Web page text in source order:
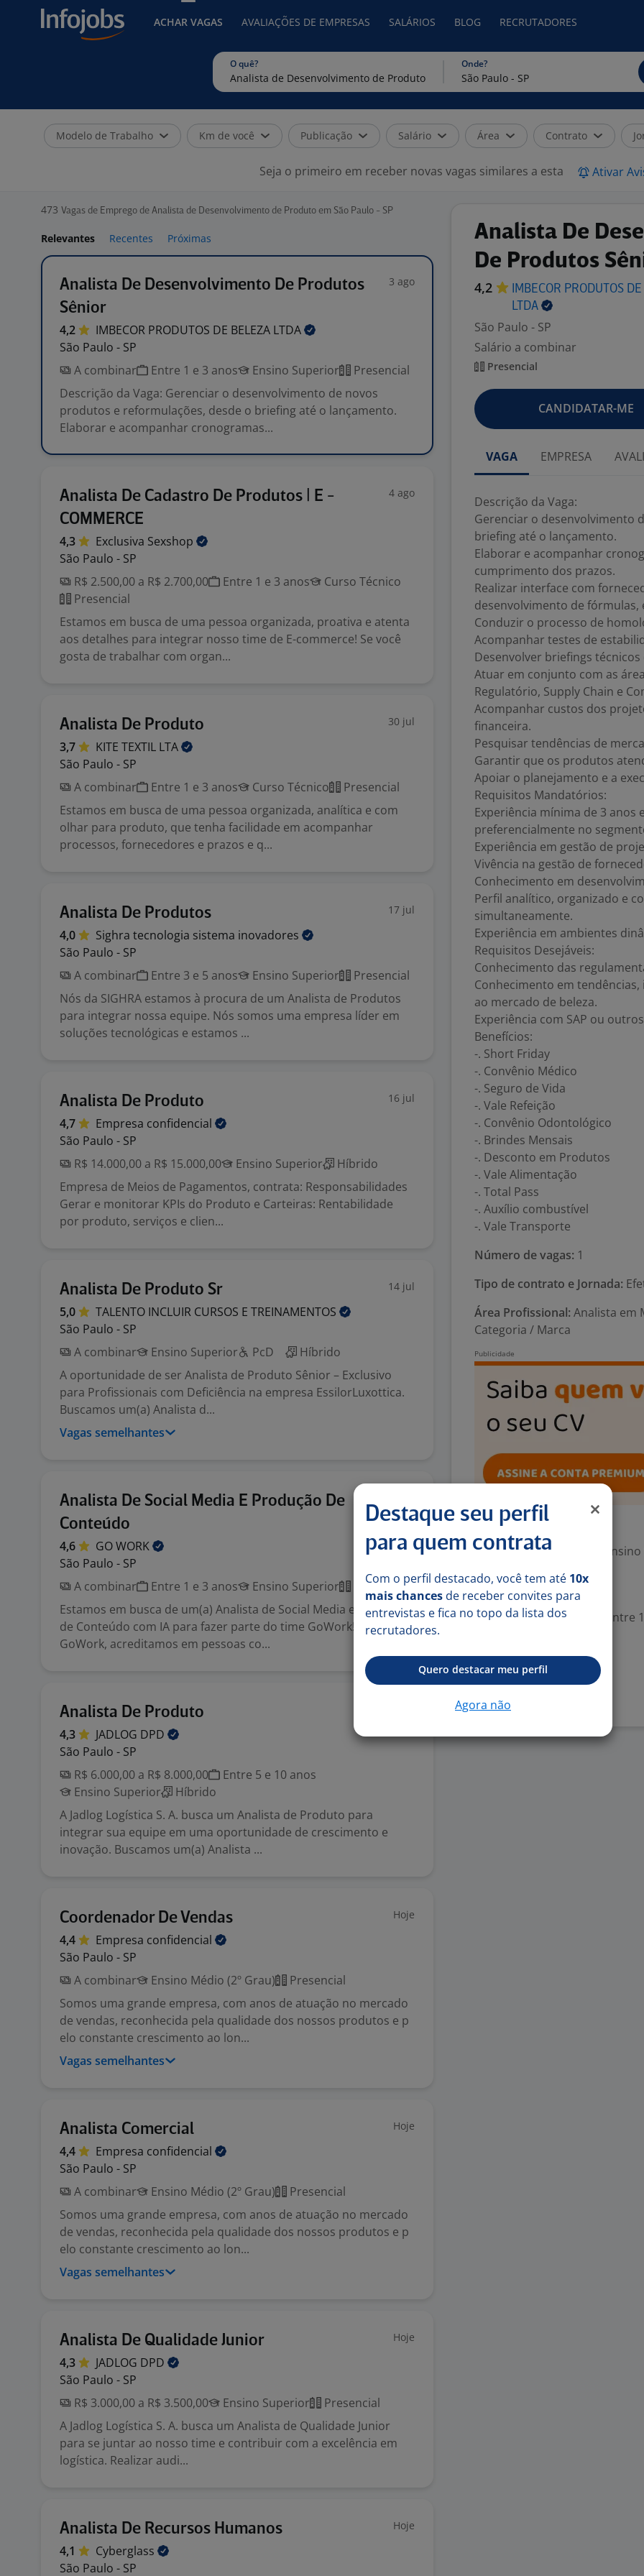
ACHAR VAGAS AVALIAÇÕES DE EMPRESAS SALÁRIOS BLOG RECRUTADORES
O quê? Onde?
Modelo de Trabalho Km de você Publicação Salário Área Contrato
Seja o primeiro em receber novas vagas similares a esta Ativar
473 Vagas de Emprego de Analista de Desenvolvimento de Produto em São Paulo - SP
Relevantes Recentes Próximas
Analista De Desenvolvimento De Produtos
Sênior
3 ago
4,2 IMBECOR PRODUTOS DE BELEZA LTDA
São Paulo - SP
A combinar
Entre 1 e 3 anos Ensino Superior
Presencial
Descrição da Vaga: Gerenciar o desenvolvimento de novos
produtos e reformulações, desde o briefing até o lançamento.
Elaborar e acompanhar cronogramas...
Analista De Cadastro De Produtos | E -
COMMERCE
4 ago
4,3 Exclusiva Sexshop
São Paulo - SP
R$ 2.500,00 a R$ 2.700,00
Entre 1 e 3 anos
Curso Técnico
Presencial
Estamos em busca de uma pessoa organizada, proativa e atenta
aos detalhes para integrar nosso time de E-commerce! Se você
gosta de trabalhar com organ...
Analista De Produto 30 jul
3,7 KITE TEXTIL LTA
São Paulo - SP
A combinar
Entre 1 e 3 anos Curso Técnico
Presencial
Estamos em busca de uma pessoa organizada, analítica e com
olhar para produto, que tenha facilidade em acompanhar
processos, fornecedores e prazos e q...
Analista De Produtos 17 jul
4,0 Sighra tecnologia sistema inovadores
São Paulo - SP
A combinar
Entre 3 e 5 anos Ensino Superior
Presencial
Nós da SIGHRA estamos à procura de um Analista de Produtos
para integrar nossa equipe. Nós somos uma empresa líder em
soluções tecnológicas e estamos ...
Analista De Produto 16 jul
4,7 Empresa confidencial
São Paulo - SP
R$ 14.000,00 a R$ 15.000,00
Ensino Superior
Híbrido
Empresa de Meios de Pagamentos, contrata: Responsabilidades
Gerar e monitorar KPIs do Produto e Carteiras: Rentabilidade
por produto, serviços e clien...
Analista De Produto Sr 14 jul
5,0 TALENTO INCLUIR CURSOS E TREINAMENTOS
São Paulo - SP
A combinar
Ensino Superior PcD
Híbrido
A oportunidade de ser Analista de Produto Sênior – Exclusivo
para Profissionais com Deficiência na empresa EssilorLuxottica.
Buscamos um(a) Analista d...
Vagas semelhantes
Analista De Social Media E Produção De
Conteúdo
4,6 GOWORK
São Paulo - SP
A combinar
Entre 1 e 3 anos Ensino Superior
Presencial
Estamos em busca de um(a) Analista de Social Media e Produção
de Conteúdo com IA para fazer parte do time GoWork! Na
GoWork, acreditamos em pessoas co...
Analista De Produto
4,3 JADLOG DPD
São Paulo - SP
R$ 6.000,00 a R$ 8.000,00
Entre 5 e 10 anos
Ensino Superior
Híbrido
A Jadlog Logística S. A. busca um Analista de Produto para
integrar sua equipe em uma oportunidade de crescimento e
inovação. Buscamos um(a) Analista ...
Coordenador De Vendas Hoje
4,4 Empresa confidencial
São Paulo - SP
A combinar
Ensino Médio (2º Grau)
Presencial
Somos uma grande empresa, com anos de atuação no mercado
de vendas, reconhecida pela qualidade dos nossos produtos e p
elo constante crescimento ao lon...
Vagas semelhantes
Analista Comercial Hoje
4,4 Empresa confidencial
São Paulo - SP
A combinar
Ensino Médio (2º Grau)
Presencial
Somos uma grande empresa, com anos de atuação no mercado
de vendas, reconhecida pela qualidade dos nossos produtos e p
elo constante crescimento ao lon...
Vagas semelhantes
Analista De Qualidade Junior Hoje
4,3 JADLOG DPD
São Paulo - SP
R$ 3.000,00 a R$ 3.500,00
Ensino Superior
Presencial
A Jadlog Logística S. A. busca um Analista de Qualidade Junior
para se juntar ao nosso time e contribuir com a excelência em
logística. Realizar audi...
Analista De Recursos Humanos Hoje
4,1
Cyberglass
São Paulo - SP
Analista De
De Produtos
4,2
IMBECOR PRODUTOS
LTDA
São Paulo - SP
Salário a combinar
Presencial
CANDIDATAR-ME
VAGA EMPRESA
Descrição da Vaga:
Gerenciar o desenvolvimento
briefing até o lançamento.
Elaborar e acompanhar
cumprimento dos prazos.
Realizar interface com
desenvolvimento de
Conduzir o processo de
Acompanhar testes de
Desenvolver briefings
Atuar em conjunto com as
Regulatório, Supply Chain e
Acompanhar custos dos
financeira.
Pesquisar tendências de
Garantir que os produtos
Apoiar o planejamento e a
Requisitos Mandatórios:
Experiência mínima de 3
preferencialmente no
Experiência em gestão de
Vivência na gestão de
Conhecimento em
Perfil analítico, organizado e
simultaneamente.
Experiência em ambientes
Requisitos Desejáveis:
Conhecimento das
Conhecimento em
ao mercado de beleza.
Experiência com SAP ou
Benefícios:
-. Short Friday
-. Convênio Médico
-. Seguro de Vida
-. Vale Refeição
-. Convênio Odontológico
-. Brindes Mensais
-. Desconto em Produtos
-. Vale Alimentação
-. Total Pass
-. Auxílio combustível
-. Vale Transporte
Número de vagas: 1
Tipo de contrato e Jornada:
Área Profissional: Analista em
Categoria / Marca
Exigências
Escolaridade Mínima:
Valorizado
Experiência desejada: Entre
Denunciar vaga
Destaque seu perfil
para quem contrata
Com o perfil destacado, você tem até 10x
mais chances de receber convites para
entrevistas e fica no topo da lista dos
recrutadores.
Quero destacar meu perfil
Agora não